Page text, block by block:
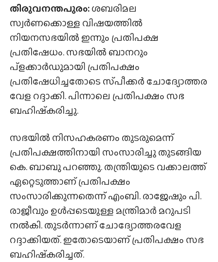
തിരുവനന്തപുരം:ശബരിമല
സ്വർണക്കൊള്ള വിഷയത്തിൽ
നിയനസഭയിൽ ഇന്നും പ്രതിപക്ഷ
പ്രതിഷേധം. സഭയിൽ ബാനറും
പ്ളക്കാർഡുമായി പ്രതിപക്ഷം
പ്രതിഷേധിച്ചതോടെ സ്‌പീക്കർ ചോദ്യോത്തര
വേള റദ്ദാക്കി. പിന്നാലെ പ്രതിപക്ഷം സഭ
ബഹിഷ്‌കരിച്ചു.
സഭയിൽ നിസഹകരണം തുടരുമെന്ന്
പ്രതിപക്ഷത്തിനായി സംസാരിച്ചു തുടങ്ങിയ
കെ. ബാബു പറഞ്ഞു. തന്ത്രിയുടെ വക്കാലത്ത്
ഏറ്റെടുത്താണ് പ്രതിപക്ഷം
സംസാരിക്കുന്നതെന്ന് എംബി. രാജേഷും പി.
രാജീവും ഉൾപ്പടെയുള്ള മന്ത്രിമാർ മറുപടി
നൽകി. തുടർന്നാണ് ചോദ്യോത്തരവേള
റദ്ദാക്കിയത്. ഇതോടെയാണ് പ്രതിപക്ഷം സഭ
ബഹിഷ്‌കരിച്ചത്.